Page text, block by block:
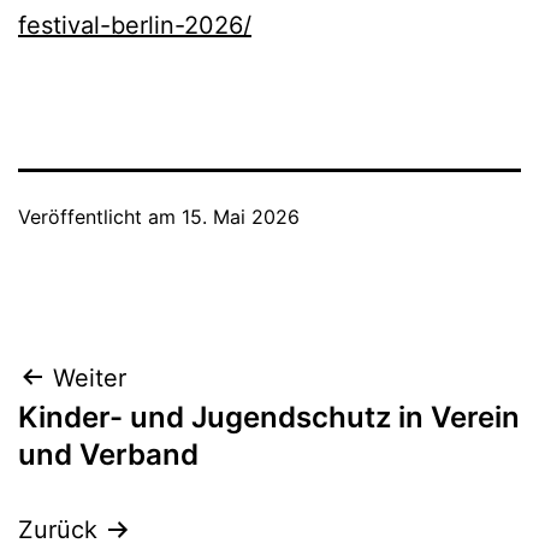
festival-berlin-2026/
Veröffentlicht am 15. Mai 2026
Beitragsnavigation
Weiter
Kinder- und Jugendschutz in Verein
und Verband
Zurück